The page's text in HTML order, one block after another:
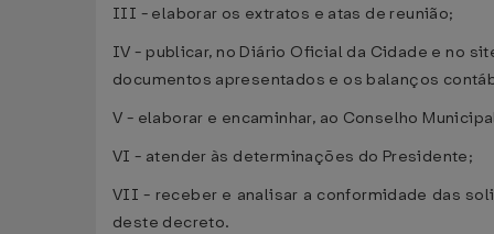
III - elaborar os extratos e atas de reunião;
IV - publicar, no Diário Oficial da Cidade e no
documentos apresentados e os balanços
V - elaborar e encaminhar, ao Conselho
VI - atender às determinações do Presidente;
VII - receber e analisar a conformidade das
deste decreto.